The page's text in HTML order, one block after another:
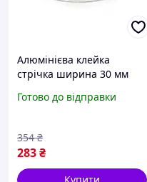
Алюмінієва клейка
стрічка ширина 30 мм
монтажу вентиляції та
Готово до відправки
283₴
354 ₴